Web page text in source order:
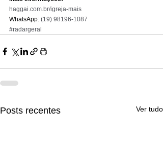
haggai.com.br/igreja-mais
WhatsApp: (19) 98196-1087
#radargeral
Posts recentes Ver tudo